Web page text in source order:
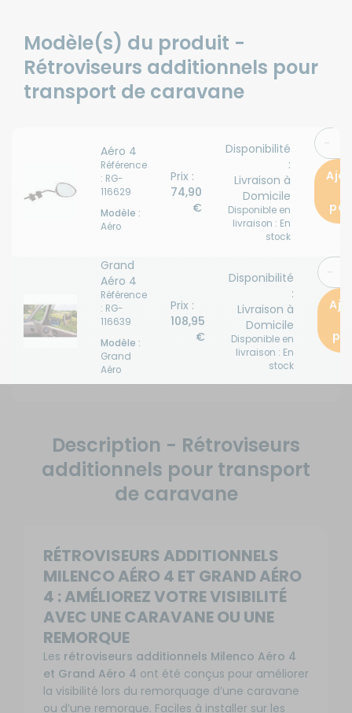
Modèle(s) du produit -
Rétroviseurs additionnels pour
transport de caravane
Aéro 4
Référence
: RG-
116629
Modèle :
Aéro
Prix :
74,90
€
Disponibilité
:
Livraison à
Domicile
Disponible en
livraison : En
stock
Grand
Aéro 4
Référence
: RG-
116639
Modèle :
Grand
Aéro
Prix :
108,95
€
Disponibilité
:
Livraison à
Domicile
Disponible en
livraison : En
stock
Description - Rétroviseurs
additionnels pour transport
de caravane
RÉTROVISEURS ADDITIONNELS
MILENCO AÉRO 4 ET GRAND AÉRO
4 : AMÉLIOREZ VOTRE VISIBILITÉ
AVEC UNE CARAVANE OU UNE
REMORQUE
Les rétroviseurs additionnels Milenco Aéro 4
et Grand Aéro 4 ont été conçus pour améliorer
la visibilité lors du remorquage d’une caravane
ou d’une remorque. Faciles à installer sur les